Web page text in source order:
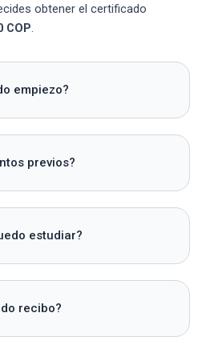
obtener el certificado
COP
empiezo?
previos?
estudiar?
recibo?